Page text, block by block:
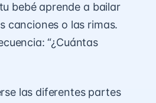
bebé aprende a bailar
canciones o las rimas.
“¿Cuántas
las diferentes partes